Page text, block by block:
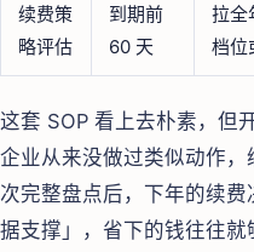
续费策
略评估
到期前
60 天
拉全
档位
这套 SOP 看上去朴素，但
企业从来没做过类似动作
次完整盘点后，下年的续
据支撑」，省下的钱往往